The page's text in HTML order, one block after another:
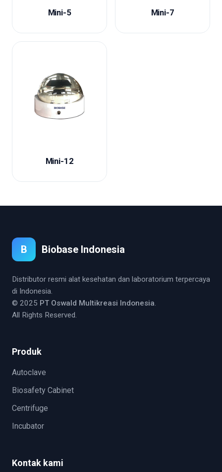
Mini-5 Mini-7
Mini-12
B Biobase Indonesia
Distributor resmi alat kesehatan dan laboratorium terpercaya
di Indonesia.
© 2025 PT Oswald Multikreasi Indonesia.
All Rights Reserved.
Produk
Autoclave
Biosafety Cabinet
Centrifuge
Incubator
Kontak kami